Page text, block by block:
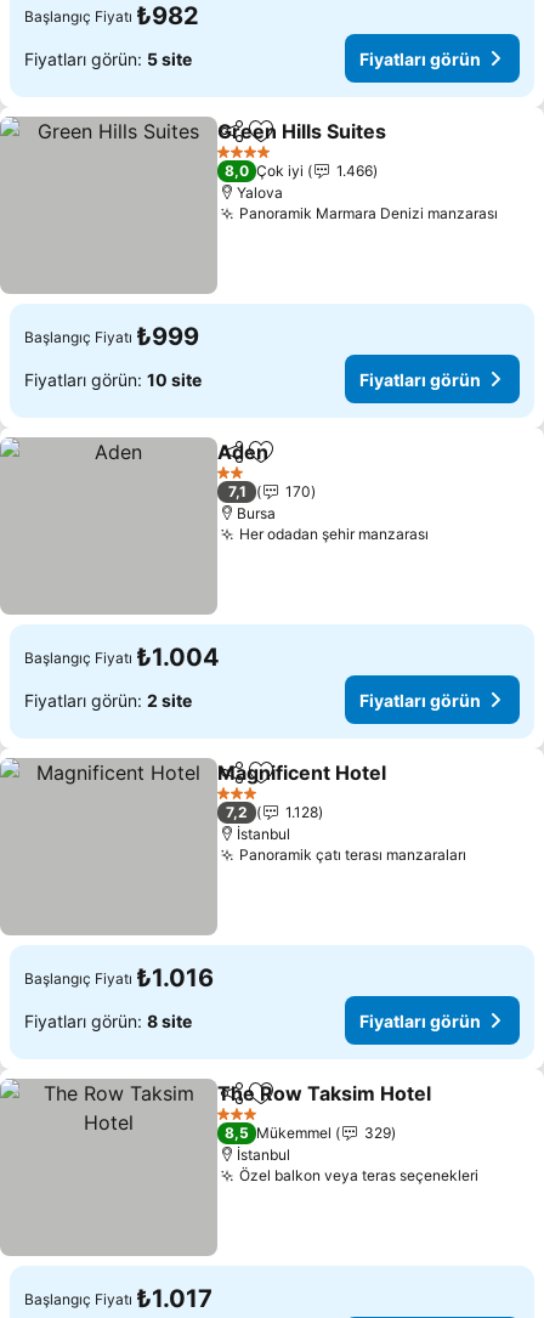
Başlangıç Fiyatı ₺982
Fiyatları görün: 5 site Fiyatları görün
PaylaşFavorilerime ekle
Green Hills Suites
4 Yıldız
8,0 Çok iyi
1.466
Yalova
Panoramik Marmara Denizi manzarası
Başlangıç Fiyatı ₺999
Fiyatları görün: 10 site Fiyatları görün
PaylaşFavorilerime ekle
Aden
2 Yıldız
7,1
170
Bursa
Her odadan şehir manzarası
Başlangıç Fiyatı ₺1.004
Fiyatları görün: 2 site Fiyatları görün
PaylaşFavorilerime ekle
Magnificent Hotel
3 Yıldız
7,2
1.128
İstanbul
Panoramik çatı terası manzaraları
Başlangıç Fiyatı ₺1.016
Fiyatları görün: 8 site Fiyatları görün
PaylaşFavorilerime ekle
The Row Taksim Hotel
3 Yıldız
8,5 Mükemmel
329
İstanbul
Özel balkon veya teras seçenekleri
Başlangıç Fiyatı ₺1.017